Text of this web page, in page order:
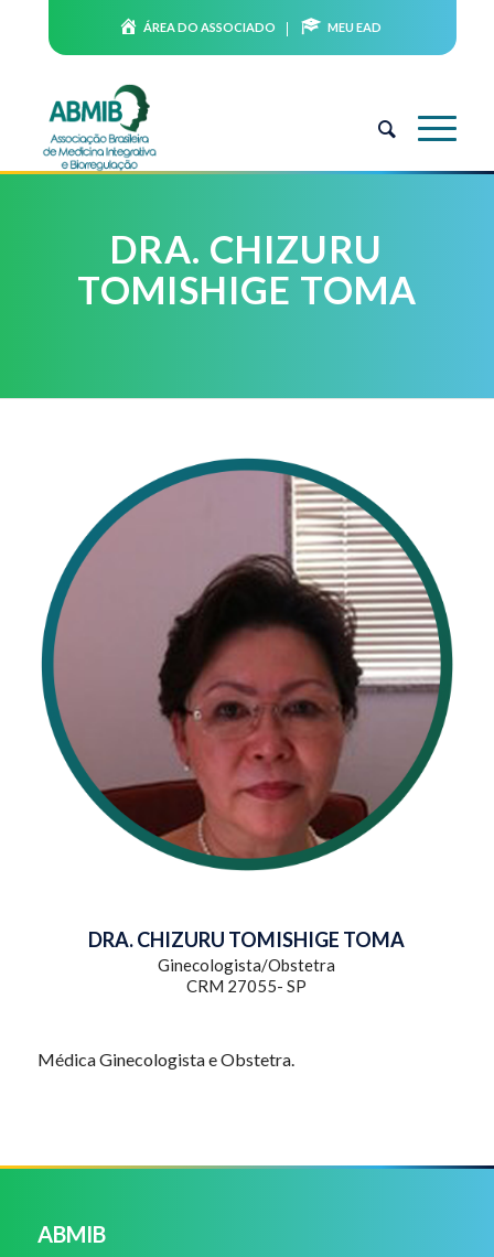
ÁREA DO ASSOCIADO MEU EAD
DRA. CHIZURU
TOMISHIGE TOMA
DRA. CHIZURU TOMISHIGE TOMA
Ginecologista/Obstetra
CRM 27055- SP
Médica Ginecologista e Obstetra.
ABMIB